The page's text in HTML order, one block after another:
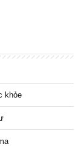
khỏe